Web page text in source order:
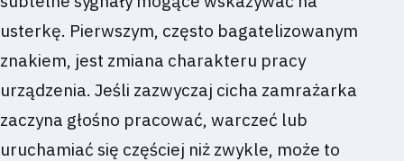
usterkę. Pierwszym, często bagatelizowanym
znakiem, jest zmiana charakteru pracy
urządzenia. Jeśli zazwyczaj cicha zamrażarka
zaczyna głośno pracować, warczeć lub
uruchamiać się częściej niż zwykle, może to